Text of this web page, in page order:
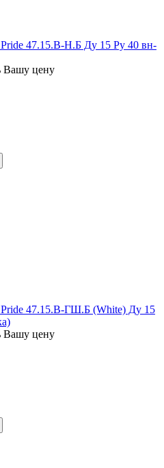
47.15.B-Н.Б Ду 15 Ру 40 вн-
Вашу цену
47.15.В-ГШ.Б (White) Ду 15
Вашу цену